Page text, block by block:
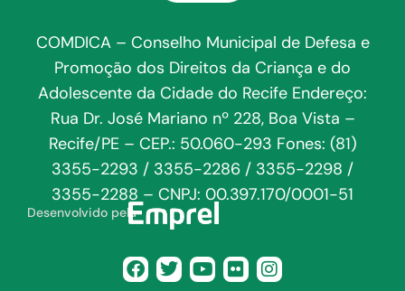
COMDICA – Conselho Municipal de Defesa e
Promoção dos Direitos da Criança e do
Adolescente da Cidade do Recife Endereço:
Rua Dr. José Mariano nº 228, Boa Vista –
Recife/PE – CEP.: 50.060-293 Fones: (81)
3355-2293 / 3355-2286 / 3355-2298 /
3355-2288 – CNPJ: 00.397.170/0001-51
Desenvolvido pela